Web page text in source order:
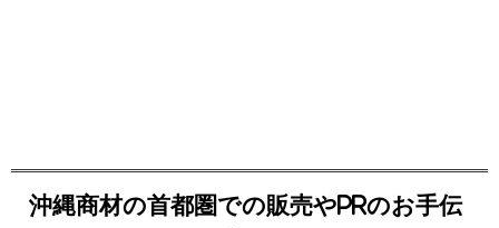
沖縄商材の首都圏での販売やPRのお手伝